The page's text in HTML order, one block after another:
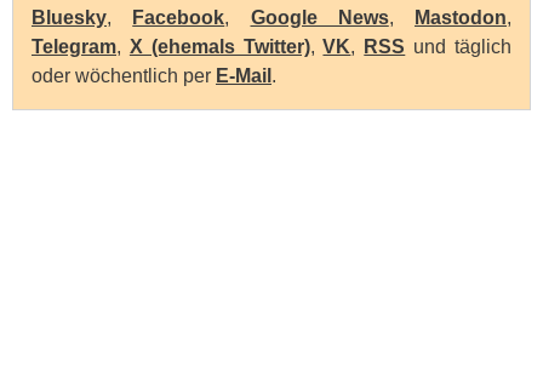
Bluesky, Facebook, Google News, Mastodon,
Telegram, X (ehemals Twitter),VK, RSS und täglich
oder wöchentlich per E-Mail .